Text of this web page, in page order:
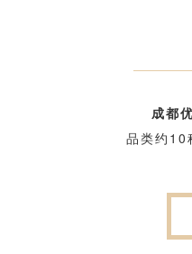
成都
品类约10